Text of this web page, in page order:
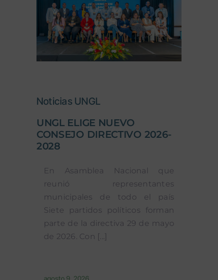
Noticias UNGL
UNGL ELIGE NUEVO
CONSEJO DIRECTIVO 2026-
2028
En Asamblea Nacional que
reunió representantes
municipales de todo el país
Siete partidos políticos forman
parte de la directiva 29 de mayo
de 2026. Con [...]
agosto 9, 2026